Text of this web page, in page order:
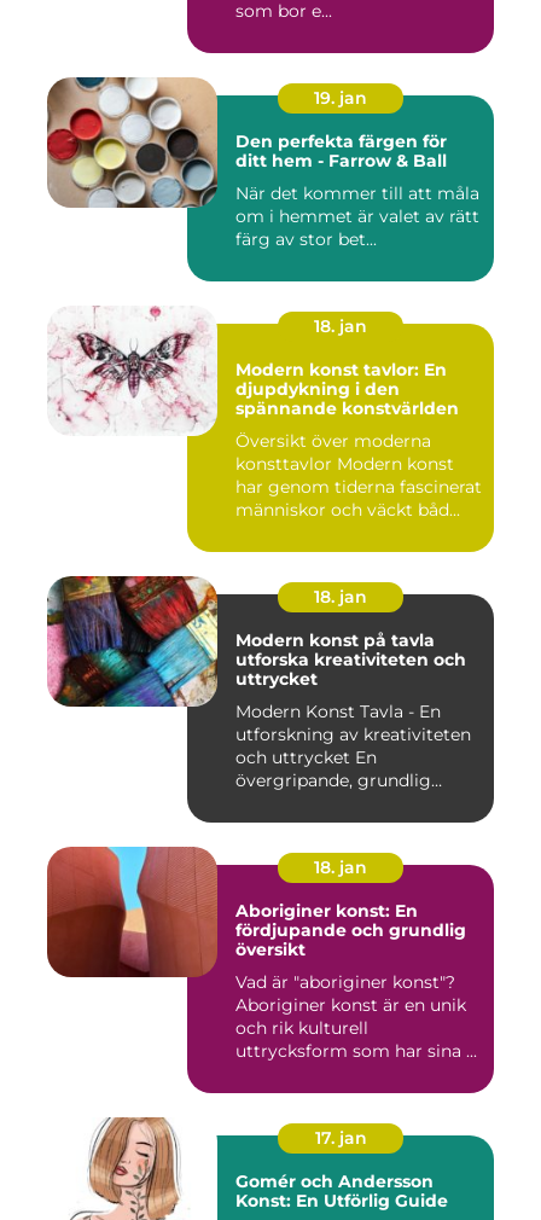
som bor e...
19. jan
Den perfekta färgen för
ditt hem - Farrow & Ball
När det kommer till att måla
om i hemmet är valet av rätt
färg av stor bet...
18. jan
Modern konst tavlor: En
djupdykning i den
spännande konstvärlden
Översikt över moderna
konsttavlor Modern konst
har genom tiderna fascinerat
människor och väckt båd...
18. jan
Modern konst på tavla
utforska kreativiteten och
uttrycket
Modern Konst Tavla - En
utforskning av kreativiteten
och uttrycket En
övergripande, grundlig
18. jan
Aboriginer konst: En
fördjupande och grundlig
översikt
Vad är "aboriginer konst"?
Aboriginer konst är en unik
och rik kulturell
uttrycksform som har sina ...
17. jan
Gomér och Andersson
Konst: En Utförlig Guide